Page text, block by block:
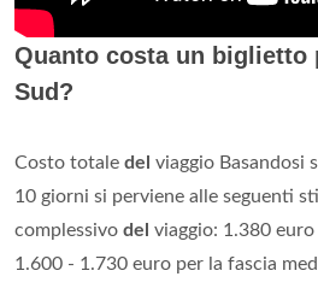
Quanto costa un biglietto
Sud?
Costo totale del viaggio Basandosi
10 giorni si perviene alle seguenti
complessivo del viaggio: 1.380
1.600 - 1.730 euro per la fascia